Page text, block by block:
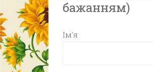
бажанням)
Ім'я